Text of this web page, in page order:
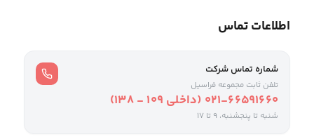
اطلاعات تماس
شماره تماس شرکت
تلفن ثابت مجموعه فراسیل
021-66591660 (داخلی ۱۰۹ - ۱۳۸)
شنبه تا پنجشنبه، 9 تا ۱۷